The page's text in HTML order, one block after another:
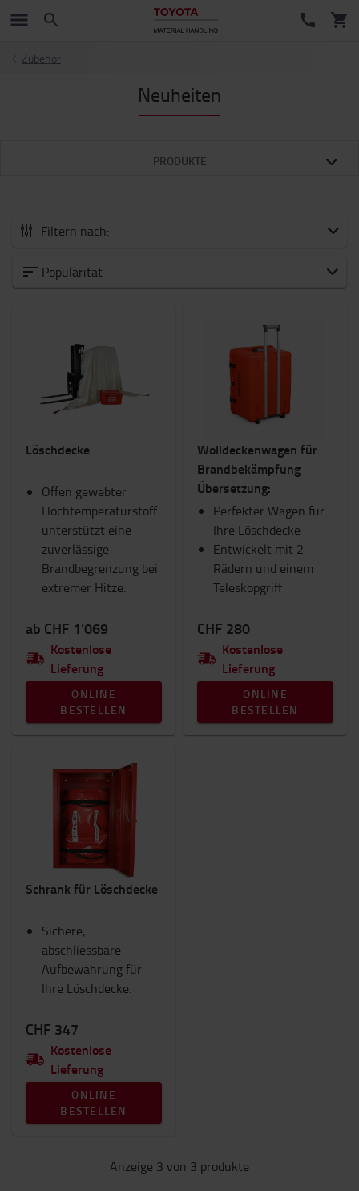
Zubehör
Neuheiten
PRODUKTE
Filtern nach:
Alle zubehör
Beleuchtung
Betriebs- und Lagerausstattung
Gabeln und Gabelverlängerungen
Gabelstapler Anbaugeräte
Produkte für Verbrennungsmotorische Stapler
Sicherheit
Sitze
Transportwagen & Betriebsroller
Toyota Fanshop
Verbrauchsmaterial
Winter
Popularität
Löschdecke
Offen gewebter
Hochtemperaturstoff
unterstützt eine
zuverlässige
Brandbegrenzung bei
extremer Hitze.
ab CHF 1’069
Kostenlose
Lieferung
ONLINE
BESTELLEN
Wolldeckenwagen für
Brandbekämpfung
Übersetzung:
Perfekter Wagen für
Ihre Löschdecke
Entwickelt mit 2
Rädern und einem
Teleskopgriff
CHF 280
Kostenlose
Lieferung
ONLINE
BESTELLEN
Schrank für Löschdecke
Sichere,
abschliessbare
Aufbewahrung für
Ihre Löschdecke.
CHF 347
Kostenlose
Lieferung
ONLINE
BESTELLEN
Anzeige 3 von 3 produkte